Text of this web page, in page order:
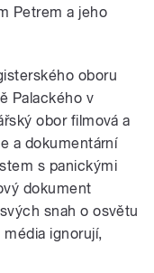
Petrem a jeho
oboru
Palackého v
obor filmová a
a dokumentární
s panickými
dokument
snah o osvětu
ignorují,